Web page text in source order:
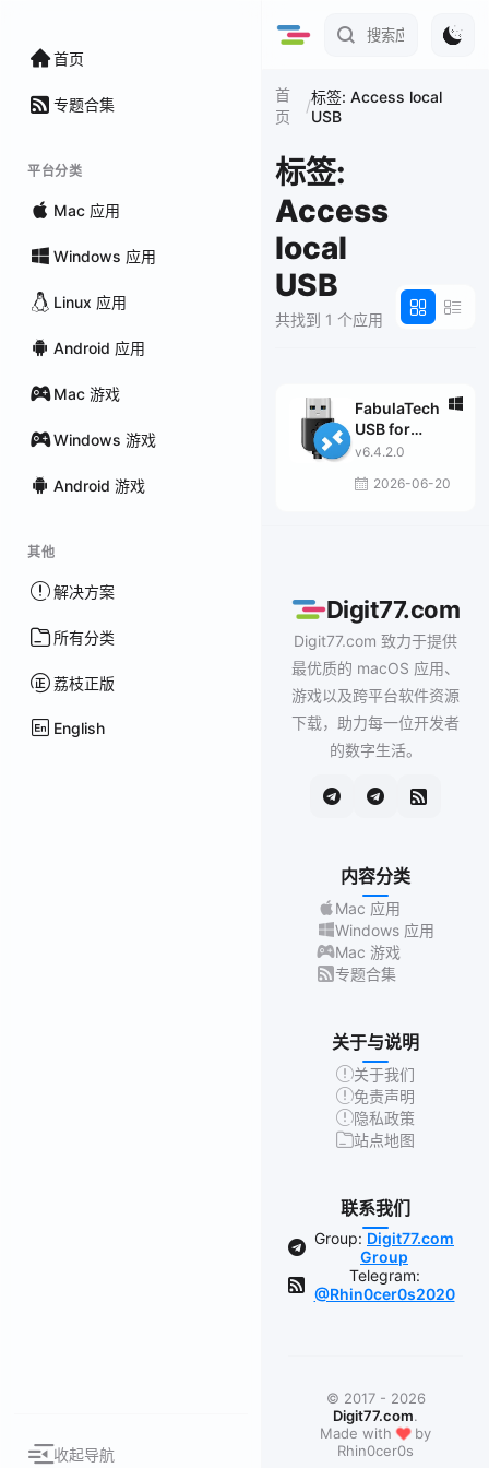
首页
专题合集
平台分类
Mac 应用
Windows 应用
Linux 应用
Android 应用
Mac 游戏
Windows 游戏
Android 游戏
其他
解决方案
所有分类
荔枝正版
English
收起导航
首
页
/标签: Access local
USB
标签:
Access
local
USB
共找到 1 个应用
FabulaTech
USB for
Remote
v6.4.2.0
2026-06-20
Digit77.com
Digit77.com 致力于提供
最优质的 macOS 应用、
游戏以及跨平台软件资源
下载，助力每一位开发者
的数字生活。
内容分类
Mac 应用
Windows 应用
Mac 游戏
专题合集
关于与说明
关于我们
免责声明
隐私政策
站点地图
联系我们
Group: Digit77.com
Group
Telegram:
@Rhin0cer0s2020
© 2017 - 2026
Digit77.com.
Made with❤by
Rhin0cer0s